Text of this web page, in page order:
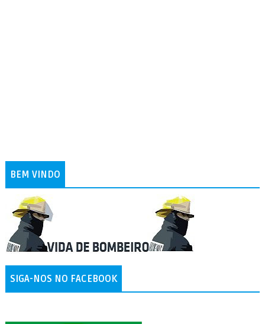
BEM VINDO
SIGA-NOS NO FACEBOOK